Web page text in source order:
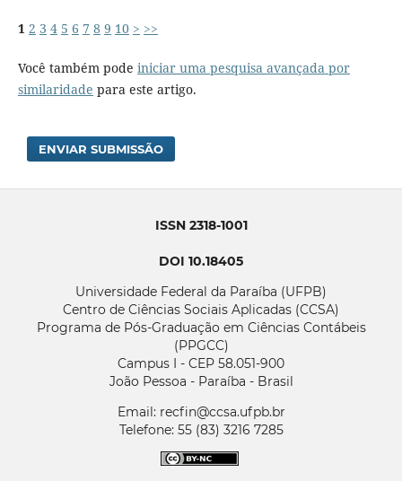
1 2 3 4 5 6 7 8 9 10 > >>
Você também pode iniciar uma pesquisa avançada por
similaridade para este artigo.
ENVIAR SUBMISSÃO
ISSN 2318-1001
DOI 10.18405
Universidade Federal da Paraíba (UFPB)
Centro de Ciências Sociais Aplicadas (CCSA)
Programa de Pós-Graduação em Ciências Contábeis
(PPGCC)
Campus I - CEP 58.051-900
João Pessoa - Paraíba - Brasil
Email: recfin@ccsa.ufpb.br
Telefone: 55 (83) 3216 7285